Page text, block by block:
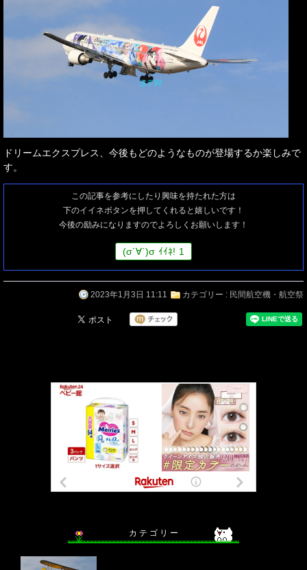
ドリームエクスプレス、今後もどのようなものが登場するか楽しみで
す。
この記事を参考にしたり興味を持たれた方は
下のイイネボタンを押してくれると嬉しいです！
今後の励みになりますのでよろしくお願いします！
(σ´∀`)σ ｲｲﾈ! 1
2023年1月3日 11:11 カテゴリー : 民間航空機・航空祭
カ テ ゴ リ ー